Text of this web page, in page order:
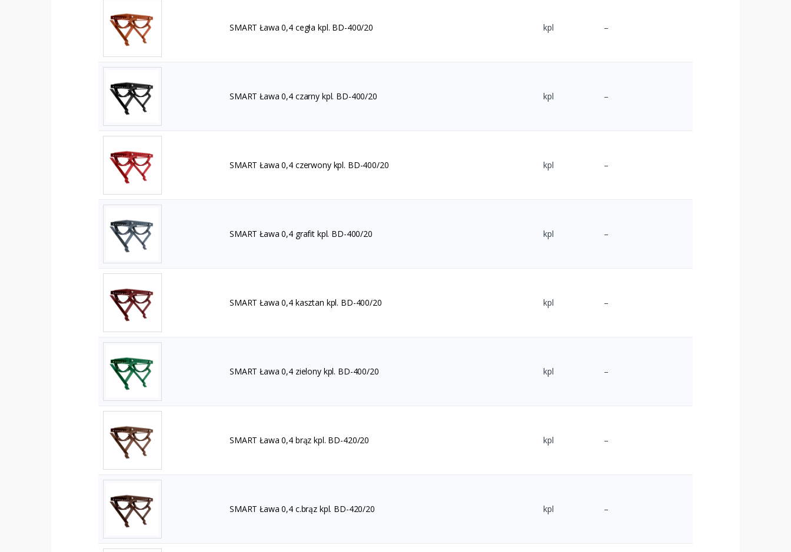
SMART Ława 0,4 cegła kpl. BD-400/20 kpl –
SMART Ława 0,4 czarny kpl. BD-400/20 kpl –
SMART Ława 0,4 czerwony kpl. BD-400/20 kpl –
SMART Ława 0,4 grafit kpl. BD-400/20 kpl –
SMART Ława 0,4 kasztan kpl. BD-400/20 kpl –
SMART Ława 0,4 zielony kpl. BD-400/20 kpl –
SMART Ława 0,4 brąz kpl. BD-420/20 kpl –
SMART Ława 0,4 c.brąz kpl. BD-420/20 kpl –